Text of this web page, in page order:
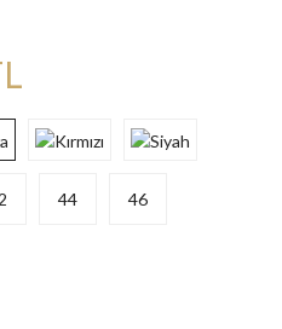
44 46